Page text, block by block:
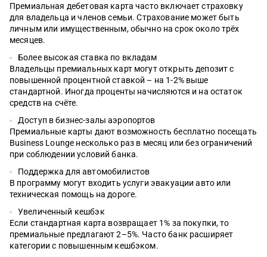
Премиальная дебетовая карта часто включает страховку
для владельца и членов семьи. Страхование может быть
личным или имущественным, обычно на срок около трёх
месяцев.
Более высокая ставка по вкладам
Владельцы премиальных карт могут открыть депозит с
повышенной процентной ставкой – на 1-2% выше
стандартной. Иногда проценты начисляются и на остаток
средств на счёте.
Доступ в бизнес-залы аэропортов
Премиальные карты дают возможность бесплатно посещать
Business Lounge несколько раз в месяц или без ограничений
при соблюдении условий банка.
Поддержка для автомобилистов
В программу могут входить услуги эвакуации авто или
техническая помощь на дороге.
Увеличенный кешбэк
Если стандартная карта возвращает 1% за покупки, то
премиальные предлагают 2–5%. Часто банк расширяет
категории с повышенным кешбэком.